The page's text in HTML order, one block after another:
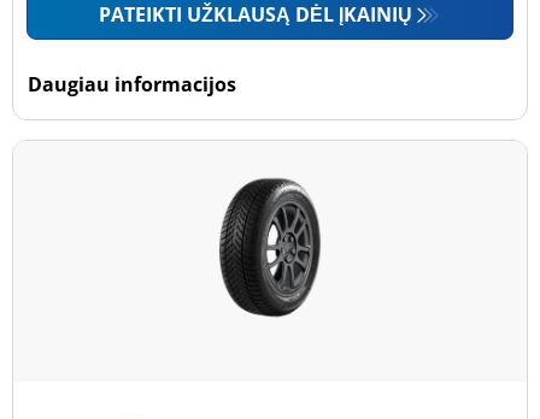
PATEIKTI UŽKLAUSĄ DĖL ĮKAINIŲ
Daugiau informacijos